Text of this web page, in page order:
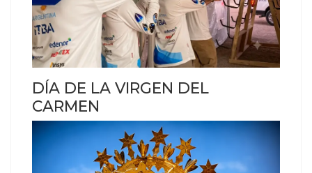
DÍA DE LA VIRGEN DEL
CARMEN